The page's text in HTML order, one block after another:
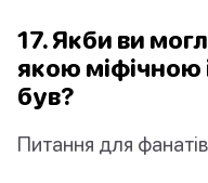
17. Якби ви
якою міфічною
був?
Питання для